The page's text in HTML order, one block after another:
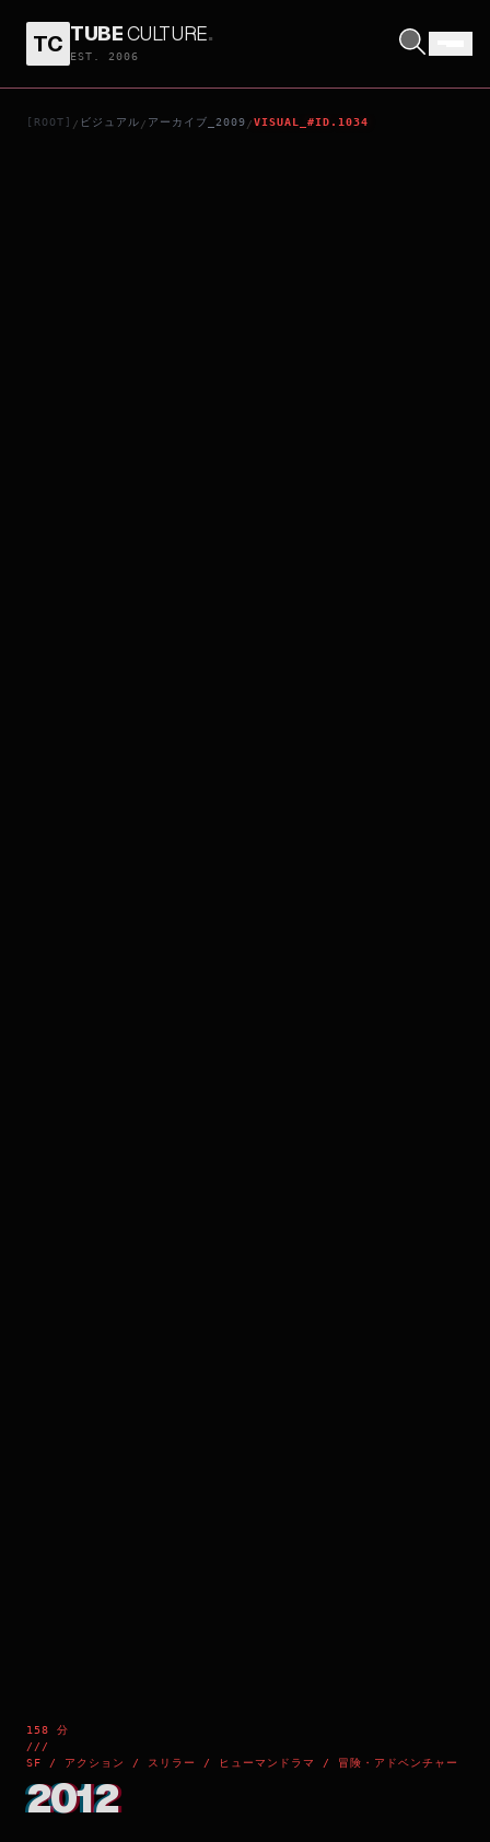
TC TUBECULTURE.
EST. 2006
[ROOT] / ビジュアル / アーカイブ_2009 /VISUAL_#ID.1034
158 分
///
SF / アクション / スリラー / ヒューマンドラマ / 冒険・アドベンチャー
2012
2012